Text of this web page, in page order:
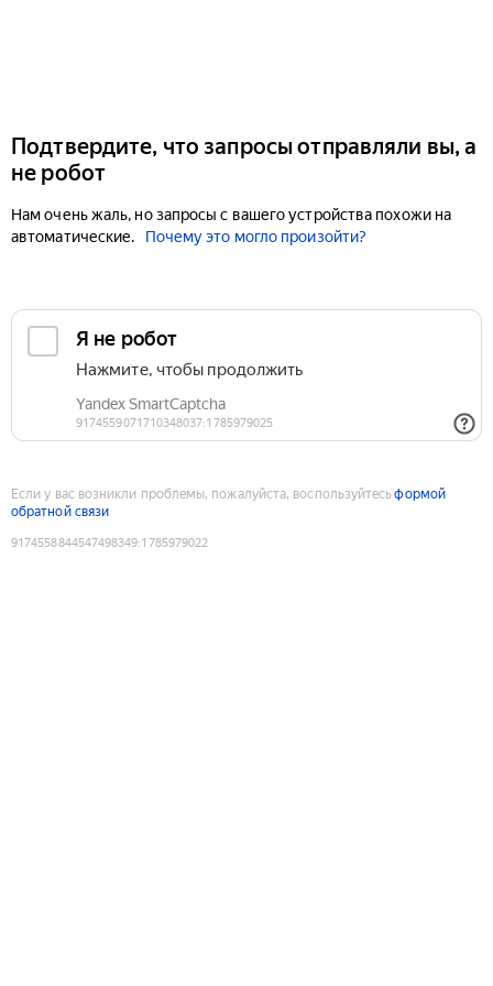
Подтвердите, что запросы отправляли вы, а
не робот
Нам очень жаль, но запросы с вашего устройства похожи на
автоматические.
Почему это могло произойти?
Если у вас возникли проблемы, пожалуйста, воспользуйтесьформой
обратной связи
9174558844547498349:1785979022